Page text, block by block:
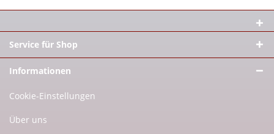
Service für Shop
Informationen
Cookie-Einstellungen
Über uns